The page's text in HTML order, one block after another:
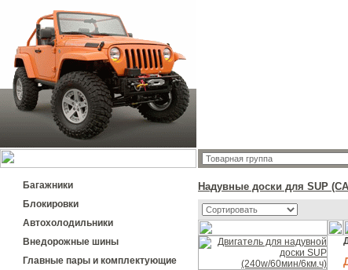
Багажники
Блокировки
Автохолодильники
Внедорожные шины
Главные пары и комплектующие
Надувные доски для SUP